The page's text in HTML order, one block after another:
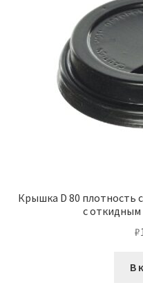
Крышка D 80 плотность
с
₽
В